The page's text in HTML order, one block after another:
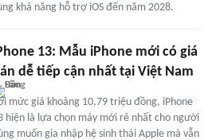
khả năng hỗ trợ iOS đến năm 2028.
13: Mẫu iPhone mới có giá
dễ tiếp cận nhất tại Việt Nam
mức giá khoảng 10,79 triệu đồng, iPhone
hiện là lựa chọn máy mới rẻ nhất cho người
muốn gia nhập hệ sinh thái Apple mà vẫn